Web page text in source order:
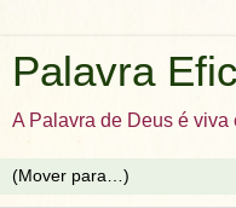
Palavra
A Palavra de Deus é viva